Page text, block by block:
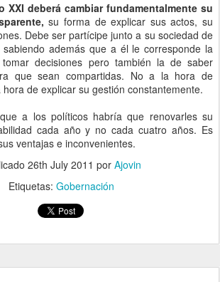
deberá cambiar fundamentalmente su
su forma de explicar sus actos, su
Debe ser partícipe junto a su sociedad de
sabiendo además que a él le corresponde la
tomar decisiones pero también la de saber
que sean compartidas. No a la hora de
de explicar su gestión constantemente.
a los políticos habría que renovarles su
cada año y no cada cuatro años. Es
ventajas e inconvenientes.
26th July 2011 por Ajovin
Etiquetas: Gobernación